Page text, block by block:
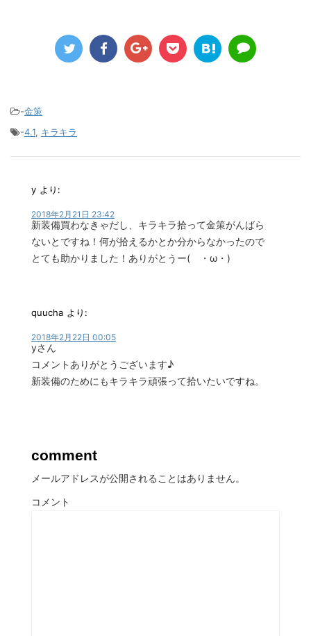
-金策
-4.1, キラキラ
y より:
2018年2月21日 23:42
新装備買わなきゃだし、キラキラ拾って金策がんばら
ないとですね！何が拾えるかとか分からなかったので
とても助かりました！ありがとうー( ・ω・)ゞ
quucha より:
2018年2月22日 00:05
yさん
コメントありがとうございます♪
新装備のためにもキラキラ頑張って拾いたいですね。
comment
メールアドレスが公開されることはありません。
コメント